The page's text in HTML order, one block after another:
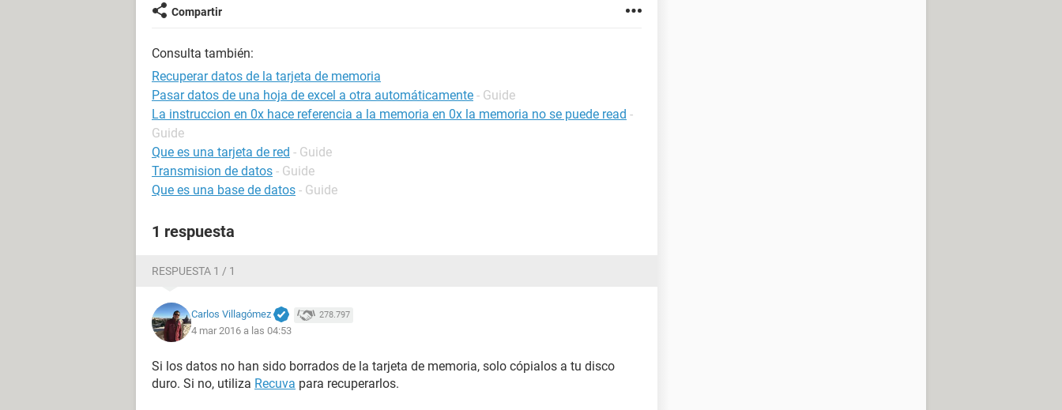
Compartir
Consulta también:
Recuperar datos de la tarjeta de memoria
Pasar datos de una hoja de excel a otra automáticamente - Guide
La instruccion en 0x hace referencia a la memoria en 0x la memoria no se puede read -
Guide
Que es una tarjeta de red - Guide
Transmision de datos - Guide
Que es una base de datos - Guide
1 respuesta
RESPUESTA 1 / 1
Carlos Villagómez 278.797
4 mar 2016 a las 04:53
Si los datos no han sido borrados de la tarjeta de memoria, solo cópialos a tu disco
duro. Si no, utiliza Recuva para recuperarlos.